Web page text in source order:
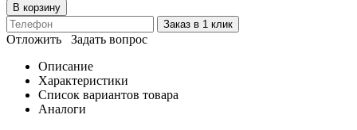
В корзину
Заказ в 1 клик
Отложить
Задать вопрос
Описание
Характеристики
Список вариантов товара
Аналоги